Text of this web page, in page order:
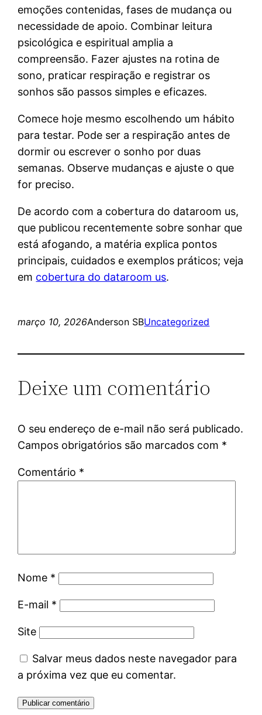
emoções contenidas, fases de mudança ou
necessidade de apoio. Combinar leitura
psicológica e espiritual amplia a
compreensão. Fazer ajustes na rotina de
sono, praticar respiração e registrar os
sonhos são passos simples e eficazes.
Comece hoje mesmo escolhendo um hábito
para testar. Pode ser a respiração antes de
dormir ou escrever o sonho por duas
semanas. Observe mudanças e ajuste o que
for preciso.
De acordo com a cobertura do dataroom us,
que publicou recentemente sobre sonhar que
está afogando, a matéria explica pontos
principais, cuidados e exemplos práticos; veja
em cobertura do dataroom us.
março 10, 2026Anderson SBUncategorized
Deixe um comentário
O seu endereço de e-mail não será publicado.
Campos obrigatórios são marcados com *
Comentário *
Nome *
E-mail *
Site
Salvar meus dados neste navegador para
a próxima vez que eu comentar.